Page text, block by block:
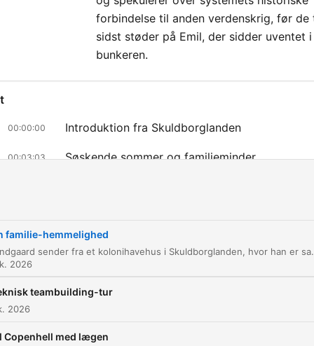
forbindelse til anden verdenskrig, før de
sidst støder på Emil, der sidder uventet i
bunkeren.
00:00:00 Introduktion fra Skuldborglanden
00:03:03 Søskende sommer og familieminder
Opdagelsen af det underjordiske rum
Klikkaa lukua siirtyäksesi suoraan kyseiseen kohtaan
familie-hemmelighed
Claus Bundgaard sender fra et kolonihavehus i Skuldborglanden, hvor han er samlet med sine søskende til en
2026
teambuilding-tur
2026
Copenhell med lægen